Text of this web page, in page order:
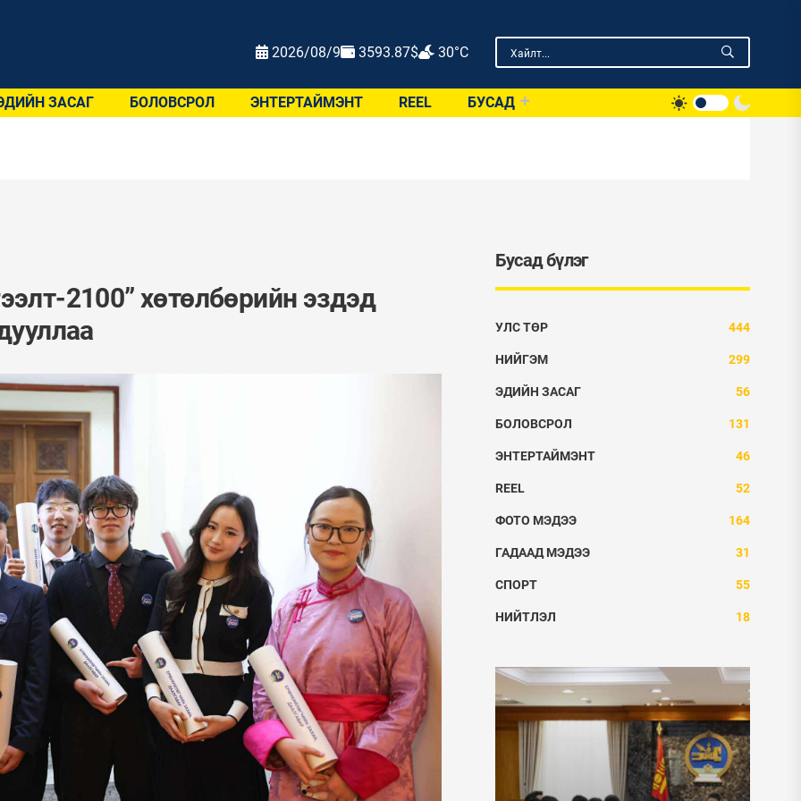
2026/08/9 3593.87$ 30°C
ЗАСАГ БОЛОВСРОЛ ЭНТЕРТАЙМЭНТ REEL БУСАД
2100” хөтөлбөрийн эздэд
Бусад бүлэг
УЛС ТӨР 444
НИЙГЭМ 299
ЭДИЙН ЗАСАГ 56
БОЛОВСРОЛ 131
ЭНТЕРТАЙМЭНТ 46
REEL 52
ФОТО МЭДЭЭ 164
ГАДААД МЭДЭЭ 31
СПОРТ 55
НИЙТЛЭЛ 18
ФОТО МЭДЭЭ